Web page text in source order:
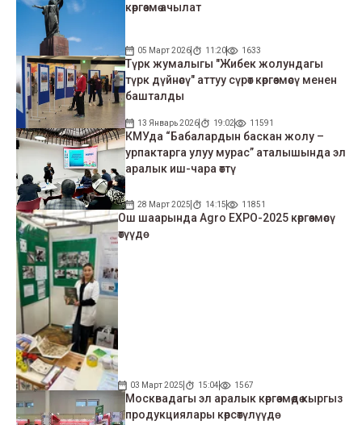
көргөзмө ачылат
05 Март 2026 11:20 1633
Түрк жумалыгы "Жибек жолундагы
түрк дүйнөсү" аттуу сүрөт көргөзмөсү менен
башталды
13 Январь 2026 19:02 11591
КМУда “Бабалардын баскан жолу –
урпактарга улуу мурас” аталышында эл
аралык иш-чара өттү
28 Март 2025 14:15 11851
Ош шаарында Agro EXPO-2025 көргөзмөсү
өтүүдө
03 Март 2025 15:04 1567
Москвадагы эл аралык көргөзмөдө кыргыз
продукциялары көрсөтүлүүдө